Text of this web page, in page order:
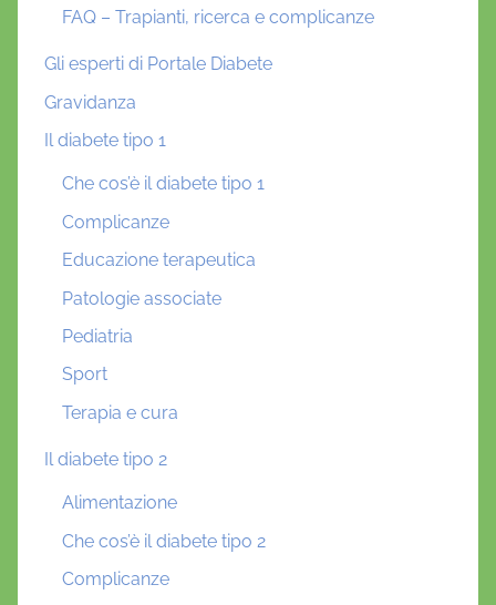
FAQ – Trapianti, ricerca e complicanze
Gli esperti di Portale Diabete
Gravidanza
Il diabete tipo 1
Che cos’è il diabete tipo 1
Complicanze
Educazione terapeutica
Patologie associate
Pediatria
Sport
Terapia e cura
Il diabete tipo 2
Alimentazione
Che cos’è il diabete tipo 2
Complicanze